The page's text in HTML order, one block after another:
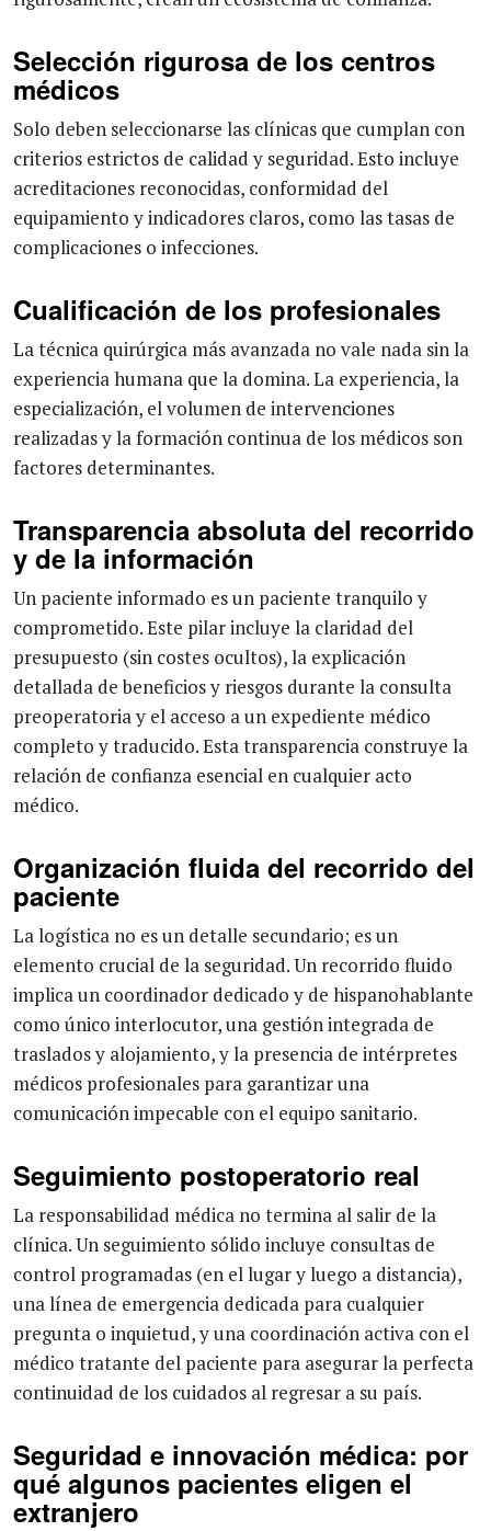
Selección rigurosa de los centros
médicos
Solo deben seleccionarse las clínicas que cumplan con
criterios estrictos de calidad y seguridad. Esto incluye
acreditaciones reconocidas, conformidad del
equipamiento y indicadores claros, como las tasas de
complicaciones o infecciones.
Cualificación de los profesionales
La técnica quirúrgica más avanzada no vale nada sin la
experiencia humana que la domina. La experiencia, la
especialización, el volumen de intervenciones
realizadas y la formación continua de los médicos son
factores determinantes.
Transparencia absoluta del recorrido
y de la información
Un paciente informado es un paciente tranquilo y
comprometido. Este pilar incluye la claridad del
presupuesto (sin costes ocultos), la explicación
detallada de beneficios y riesgos durante la consulta
preoperatoria y el acceso a un expediente médico
completo y traducido. Esta transparencia construye la
relación de confianza esencial en cualquier acto
médico.
Organización fluida del recorrido del
paciente
La logística no es un detalle secundario; es un
elemento crucial de la seguridad. Un recorrido fluido
implica un coordinador dedicado y de hispanohablante
como único interlocutor, una gestión integrada de
traslados y alojamiento, y la presencia de intérpretes
médicos profesionales para garantizar una
comunicación impecable con el equipo sanitario.
Seguimiento postoperatorio real
La responsabilidad médica no termina al salir de la
clínica. Un seguimiento sólido incluye consultas de
control programadas (en el lugar y luego a distancia),
una línea de emergencia dedicada para cualquier
pregunta o inquietud, y una coordinación activa con el
médico tratante del paciente para asegurar la perfecta
continuidad de los cuidados al regresar a su país.
Seguridad e innovación médica: por
qué algunos pacientes eligen el
extranjero